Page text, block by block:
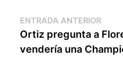
Navegación
de
ENTRADA ANTERIOR
Ortiz pregunta a
vendería una